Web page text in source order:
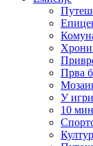
Прва
У игри
10